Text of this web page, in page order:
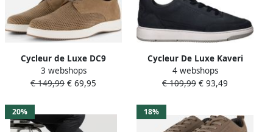
Cycleur de Luxe DC9
Veterschoenen taupe Suède
3 webshops
€ 149,99 € 69,95
Cycleur De Luxe Kaveri
Sneakers Laag Blauw
4 webshops
€ 109,99 € 93,49
20% 18%